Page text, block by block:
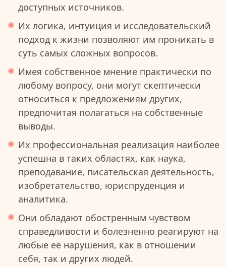
доступных источников.
Их логика, интуиция и исследовательский
подход к жизни позволяют им проникать в
суть самых сложных вопросов.
Имея собственное мнение практически по
любому вопросу, они могут скептически
относиться к предложениям других,
предпочитая полагаться на собственные
выводы.
Их профессиональная реализация наиболее
успешна в таких областях, как наука,
преподавание, писательская деятельность,
изобретательство, юриспруденция и
аналитика.
Они обладают обостренным чувством
справедливости и болезненно реагируют на
любые её нарушения, как в отношении
себя, так и других людей.